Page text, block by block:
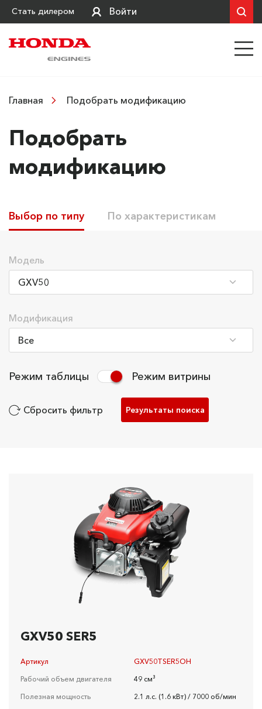
Стать дилером Войти
Главная Подобрать модификацию
Подобрать
модификацию
Выбор по типу По характеристикам
Модель
Модификация
Режим таблицы Режим витрины
Сбросить фильтр
GXV50 SER5
Артикул
GXV50TSER5OH
Рабочий объем двигателя
49 см³
Полезная мощность
2.1 л.c. (1.6 кBт) / 7000 об/мин